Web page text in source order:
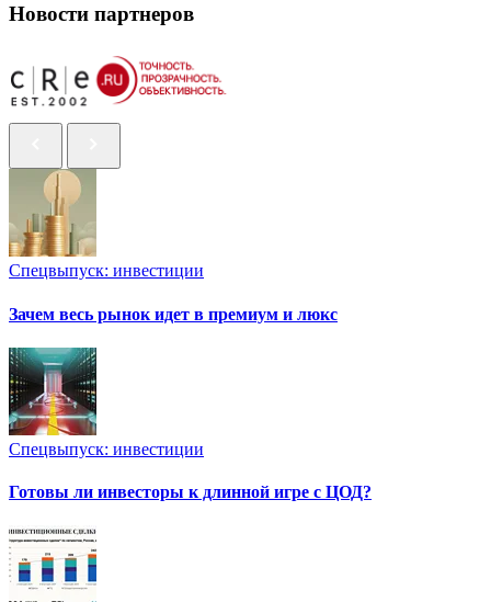
Новости партнеров
Спецвыпуск: инвестиции
Зачем весь рынок идет в премиум и люкс
Спецвыпуск: инвестиции
Готовы ли инвесторы к длинной игре с ЦОД?